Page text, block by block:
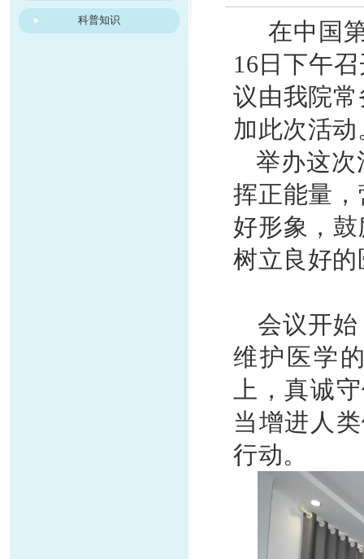
科普知识
在中国
16日下午
议由我院
加此次活
举办这次
挥正能量
好形象，
树立良好
会议开
维护医学
上，真诚
当增进人
行动。